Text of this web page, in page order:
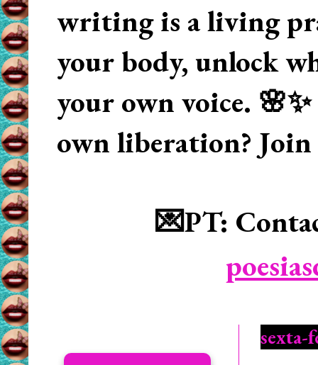
writing is a living
your body, unlock
your own voice.
own liberation? Join
💌PT:
sexta-